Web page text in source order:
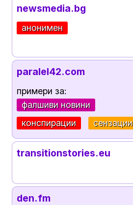
newsmedia.bg
анонимен
paralel42.com
примери за:
фалшиви новини
конспирации
сензации
transitionstories.eu
den.fm